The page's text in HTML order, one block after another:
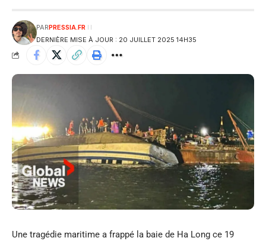
DERNIÈRE MISE À JOUR : 20 JUILLET 2025 14H35
PARPRESSIA.FR
Une tragédie maritime a frappé la baie de Ha Long ce 19